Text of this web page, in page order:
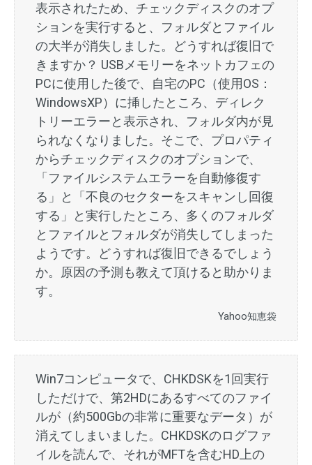
表示されたため、チェックディスクのオプ
ションを実行すると、フォルダとファイル
の大半が消失しました。どうすれば復旧で
きますか？ USBメモリーをネットカフェの
PCに使用した後で、自宅のPC（使用OS：
WindowsXP）に挿したところ、ディレク
トリーエラーと表示され、フォルダ内が見
られなくなりました。そこで、プロパティ
からチェックディスクのオプションで、
「ファイルシステムエラーを自動修復す
る」と「不良のセクターをスキャンし回復
する」と実行したところ、多くのフォルダ
とファイルとフォルダが消失してしまった
ようです。どうすれば復旧できるでしょう
か。原因の予測も教えて頂けると助かりま
す。
Yahoo知恵袋
Win7コンピュータで、CHKDSKを1回実行
しただけで、第2HDにあるすべてのファイ
ルが（約500Gbの非常に重要なデータ）が
消えてしまいました。CHKDSKのログファ
イルを読んで、それがMFTを含むHD上の